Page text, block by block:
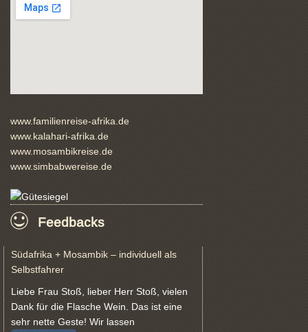
www.familienreise-afrika.de
www.kalahari-afrika.de
www.mosambikreise.de
www.simbabwereise.de
Feedbacks
Südafrika + Mosambik – individuell als
Selbstfahrer
Liebe Frau Stoß, lieber Herr Stoß, vielen
Dank für die Flasche Wein. Das ist eine
sehr nette Geste! Wir lassen